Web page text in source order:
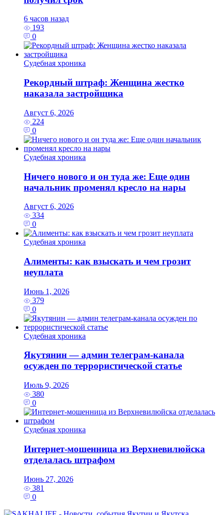
6 часов назад
193
0
Судебная хроника
Рекордный штраф: Женщина жестко
наказала застройщика
Август 6, 2026
224
0
Судебная хроника
Ничего нового и он туда же: Еще один
начальник променял кресло на нары
Август 6, 2026
334
0
Судебная хроника
Алименты: как взыскать и чем грозит
неуплата
Июнь 1, 2026
379
0
Судебная хроника
Якутянин — админ телеграм-канала
осужден по террористической статье
Июль 9, 2026
380
0
Судебная хроника
Интернет-мошенница из Верхневилюйска
отделалась штрафом
Июнь 27, 2026
381
0